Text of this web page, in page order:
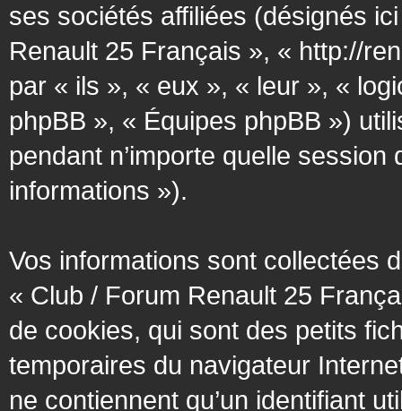
ses sociétés affiliées (désignés
Renault 25 Français », « http://
par « ils », « eux », « leur », «
phpBB », « Équipes phpBB »)
pendant n’importe quelle
informations »).
Vos informations sont collectées
« Club / Forum Renault 25
de cookies, qui sont des petits
temporaires du navigateur
ne contiennent qu’un identifiant